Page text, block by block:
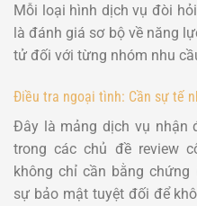
Mỗi loại hình dịch vụ đòi
là đánh giá sơ bộ về năng
tử đối với từng nhóm nhu
Điều tra ngoại tình: Cần sự tế
Đây là mảng dịch vụ nhận
trong các chủ đề review
không chỉ cần bằng
sự bảo mật tuyệt đối để